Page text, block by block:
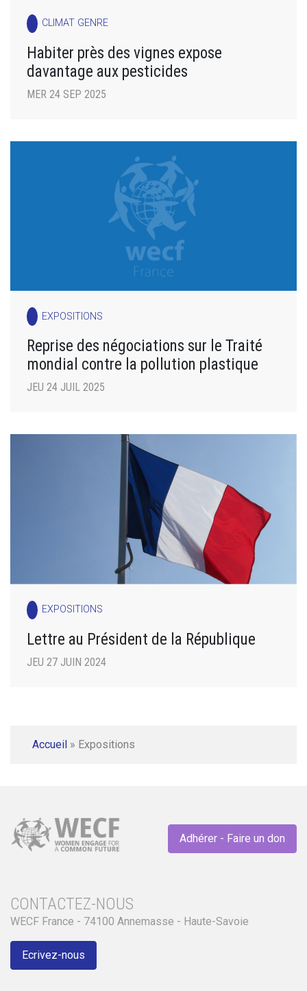
CLIMAT GENRE
Habiter près des vignes expose
davantage aux pesticides
MER 24 SEP 2025
EXPOSITIONS
Reprise des négociations sur le Traité
mondial contre la pollution plastique
JEU 24 JUIL 2025
EXPOSITIONS
Lettre au Président de la République
JEU 27 JUIN 2024
Accueil » Expositions
Adhérer - Faire un don
CONTACTEZ-NOUS
WECF France - 74100 Annemasse - Haute-Savoie
Ecrivez-nous